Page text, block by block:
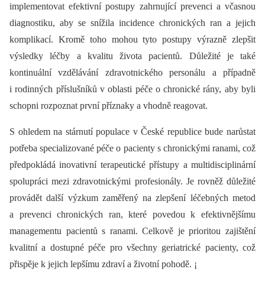
implementovat efektivní postupy zahrnující prevenci a včasnou
diagnostiku, aby se snížila incidence chronických ran a jejich
komplikací. Kromě toho mohou tyto postupy výrazně zlepšit
výsledky léčby a kvalitu života pacientů. Důležité je také
kontinuální vzdělávání zdravotnického personálu a případně
i rodinných příslušníků v oblasti péče o chronické rány, aby byli
schopni rozpoznat první příznaky a vhodně reagovat.
S ohledem na stárnutí populace v České republice bude narůstat
potřeba specializované péče o pacienty s chronickými ranami, což
předpokládá inovativní terapeutické přístupy a multidisciplinární
spolupráci mezi zdravotnickými profesionály. Je rovněž důležité
provádět další výzkum zaměřený na zlepšení léčebných metod
a prevenci chronických ran, které povedou k efektivnějšímu
managementu pacientů s ranami. Celkově je prioritou zajištění
kvalitní a dostupné péče pro všechny geriatrické pacienty, což
přispěje k jejich lepšímu zdraví a životní pohodě. ¡